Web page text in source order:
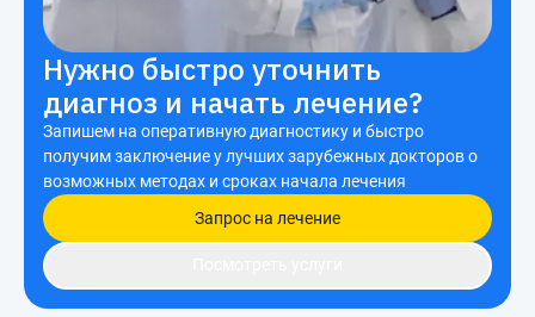
Нужно быстро уточнить
диагноз и начать лечение?
Запишем на оперативную диагностику и быстро
получим заключение у лучших зарубежных докторов о
возможных методах и сроках начала лечения
Запрос на лечение